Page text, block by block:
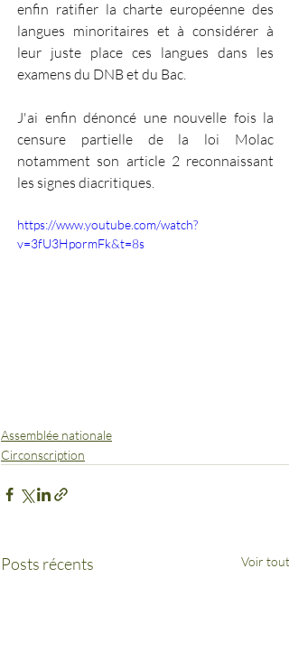
enfin ratifier la charte européenne des
langues minoritaires et à considérer à
leur juste place ces langues dans les
examens du DNB et du Bac.
J'ai enfin dénoncé une nouvelle fois la
censure partielle de la loi Molac
notamment son article 2 reconnaissant
les signes diacritiques.
https://www.youtube.com/watch?
v=3fU3HpormFk&t=8s
Assemblée nationale
Circonscription
Posts récents Voir tout